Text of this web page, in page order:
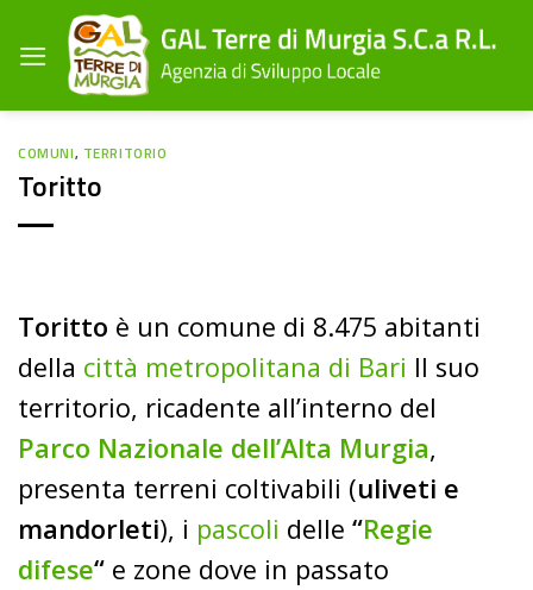
contenuti
COMUNI, TERRITORIO
Toritto
Toritto è un comune di 8.475 abitanti
della città metropolitana di Bari Il suo
territorio, ricadente all’interno del
Parco Nazionale dell’Alta Murgia,
presenta terreni coltivabili (uliveti e
mandorleti), i pascoli delle “Regie
difese“ e zone dove in passato